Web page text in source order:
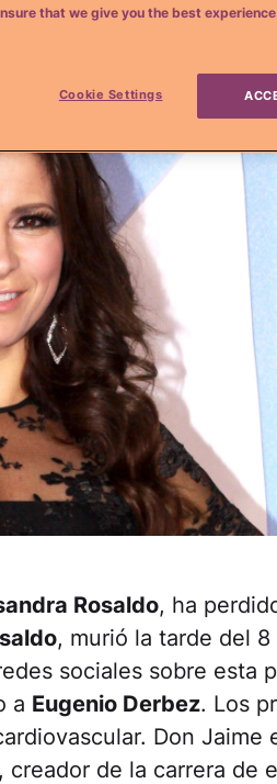
Rosaldo, ha
, murió la tarde del
sociales sobre esta
a Eugenio Derbez. Los
Don Jaime
de la carrera de
that we give you the best
Cookie Settings